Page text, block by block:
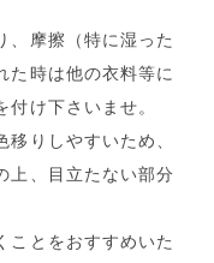
、摩擦（特に湿った
た時は他の衣料等に
け下さいませ。
りしやすいため、
上、目立たない部分
ことをおすすめいた